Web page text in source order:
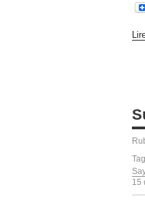
15